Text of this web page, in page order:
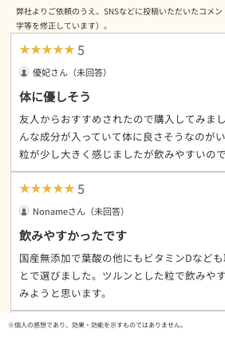
弊社よりご依頼のうえ、SNSなどに投稿いただいたコメ
字等を修正しています）。
★★★★★ 5
優妃さん（未回答）
体に優しそう
友人からおすすめされたので購入してみま
んな成分が入っていて体に良さそうなのがい
粒が少し大きく感じましたが飲みやすいの
★★★★★ 5
Nonameさん（未回答）
飲みやすかったです
国産無添加で葉酸の他にもビタミンDなど
とで選びました。ツルンとした粒で飲みや
みようと思います。
★★★★★5
※個人の感想であり、効果・効能を示すものではありません。